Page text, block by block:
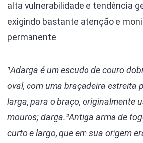
alta vulnerabilidade e tendência
exigindo bastante atenção e
permanente.
¹Adarga é um escudo de couro
oval, com uma braçadeira estreita
larga, para o braço, originalmente
mouros; darga.²Antiga arma de
curto e largo, que em sua origem